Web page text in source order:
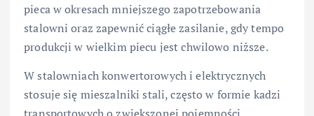
pieca w okresach mniejszego zapotrzebowania
stalowni oraz zapewnić ciągłe zasilanie, gdy tempo
produkcji w wielkim piecu jest chwilowo niższe.
W stalowniach konwertorowych i elektrycznych
stosuje się mieszalniki stali, często w formie kadzi